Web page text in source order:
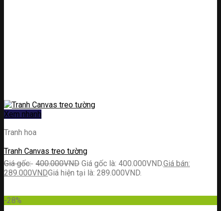
Xem nhanh
Tranh hoa
Tranh Canvas treo tường
400.000VND Giá gốc là: 400.000VND.
289.000VNDGiá hiện tại là: 289.000VND.
-28%